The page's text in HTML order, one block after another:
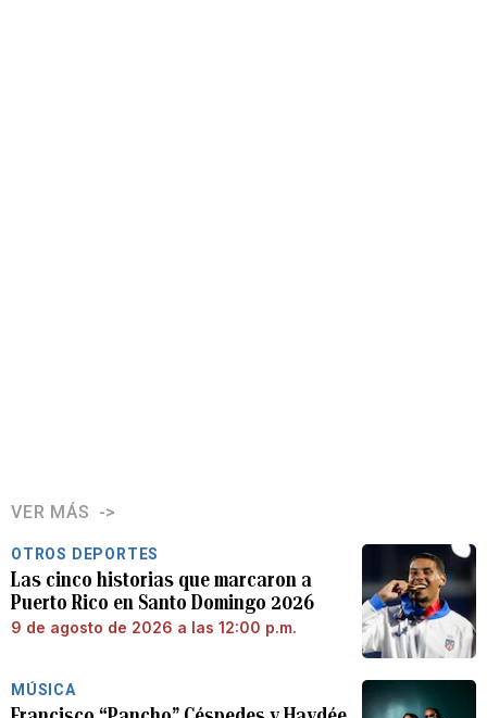
VER MÁS
OTROS DEPORTES
Las cinco historias que marcaron a
Puerto Rico en Santo Domingo 2026
9 de agosto de 2026 a las 12:00 p.m.
MÚSICA